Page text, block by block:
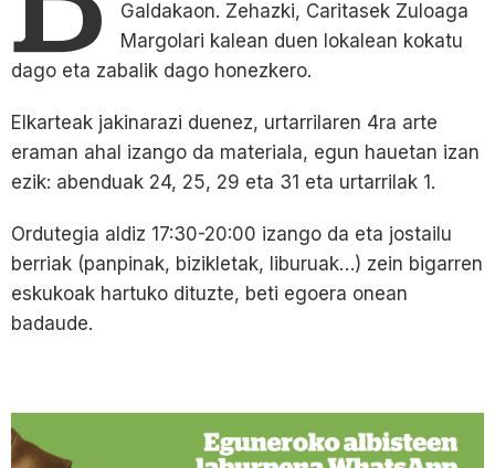
Galdakaon. Zehazki, Caritasek Zuloaga
Margolari kalean duen lokalean kokatu
dago eta zabalik dago honezkero.
Elkarteak jakinarazi duenez, urtarrilaren 4ra arte
eraman ahal izango da materiala, egun hauetan izan
ezik: abenduak 24, 25, 29 eta 31 eta urtarrilak 1.
Ordutegia aldiz 17:30-20:00 izango da eta jostailu
berriak (panpinak, bizikletak, liburuak…) zein bigarren
eskukoak hartuko dituzte, beti egoera onean
badaude.